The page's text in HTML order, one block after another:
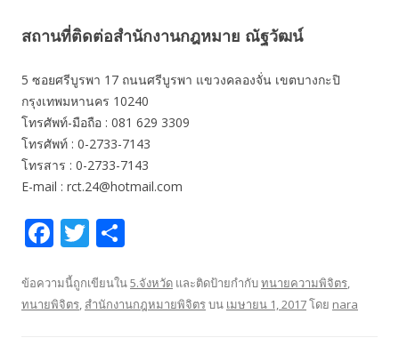
สถานที่ติดต่อสำนักงานกฎหมาย ณัฐวัฒน์
5 ซอยศรีบูรพา 17 ถนนศรีบูรพา แขวงคลองจั่น เขตบางกะปิ
กรุงเทพมหานคร 10240
โทรศัพท์-มือถือ : 081 629 3309
โทรศัพท์ : 0-2733-7143
โทรสาร : 0-2733-7143
E-mail : rct.24@hotmail.com
F
e
b
T
itt
er
ar
e
ข้อความนี้ถูกเขียนใน5.จังหวัด และติดป้ายกำกับทนายความพิจิตร,
ทนายพิจิตร, สำนักงานกฎหมายพิจิตรบน เมษายน 1, 2017โดย nara